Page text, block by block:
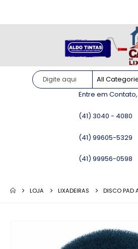
Entre em Contato,
(41) 3040 - 4080
(41) 99605-5329
(41) 99956-0598
LOJA LIXADEIRAS DISCO PAD